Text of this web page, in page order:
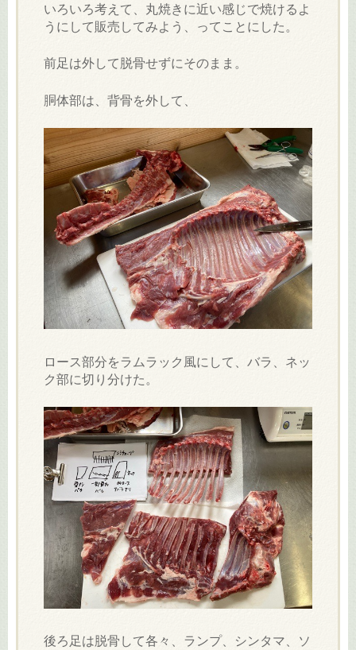
いろいろ考えて、丸焼きに近い感じで焼けるよ
うにして販売してみよう、ってことにした。
前足は外して脱骨せずにそのまま。
胴体部は、背骨を外して、
ロース部分をラムラック風にして、バラ、ネッ
ク部に切り分けた。
後ろ足は脱骨して各々、ランプ、シンタマ、ソ